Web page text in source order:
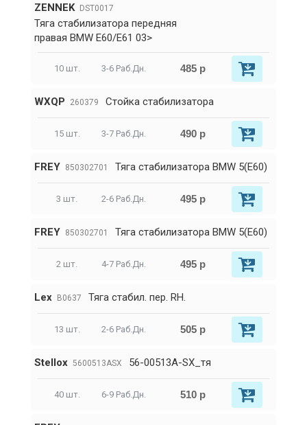
ZENNEK DST0017
Тяга стабилизатора передняя
правая BMW E60/E61 03>
10 шт. 3-6 Раб.Дн. 485 р
WXQP 260379 Стойка стабилизатора
15 шт. 3-7 Раб.Дн. 490 р
FREY 850302701 Тяга стабилизатора BMW 5(E60)
3 шт. 2-6 Раб.Дн. 495 р
FREY 850302701 Тяга стабилизатора BMW 5(E60)
2 шт. 4-7 Раб.Дн. 495 р
Lex B0637 Тяга стабил. пер. RH.
13 шт. 2-6 Раб.Дн. 505 р
Stellox 5600513ASX 56-00513A-SX_тя
40 шт. 6-9 Раб.Дн. 510 р